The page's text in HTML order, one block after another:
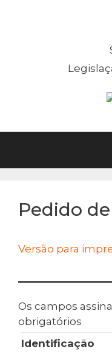
Pedido
Versão para
Os campos
obrigatórios
Identificação